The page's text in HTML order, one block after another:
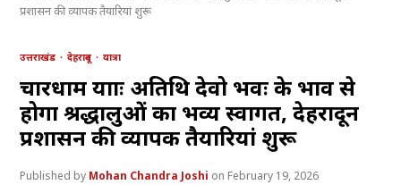
प्रशासन की व्यापक तैयारियां शुरू
उत्तराखंड देहरादून यात्रा
चारधाम यात्राः अतिथि देवो भवः के भाव से
होगा श्रद्धालुओं का भव्य स्वागत, देहरादून
प्रशासन की व्यापक तैयारियां शुरू
Mohan Chandra Joshi February 19, 2026